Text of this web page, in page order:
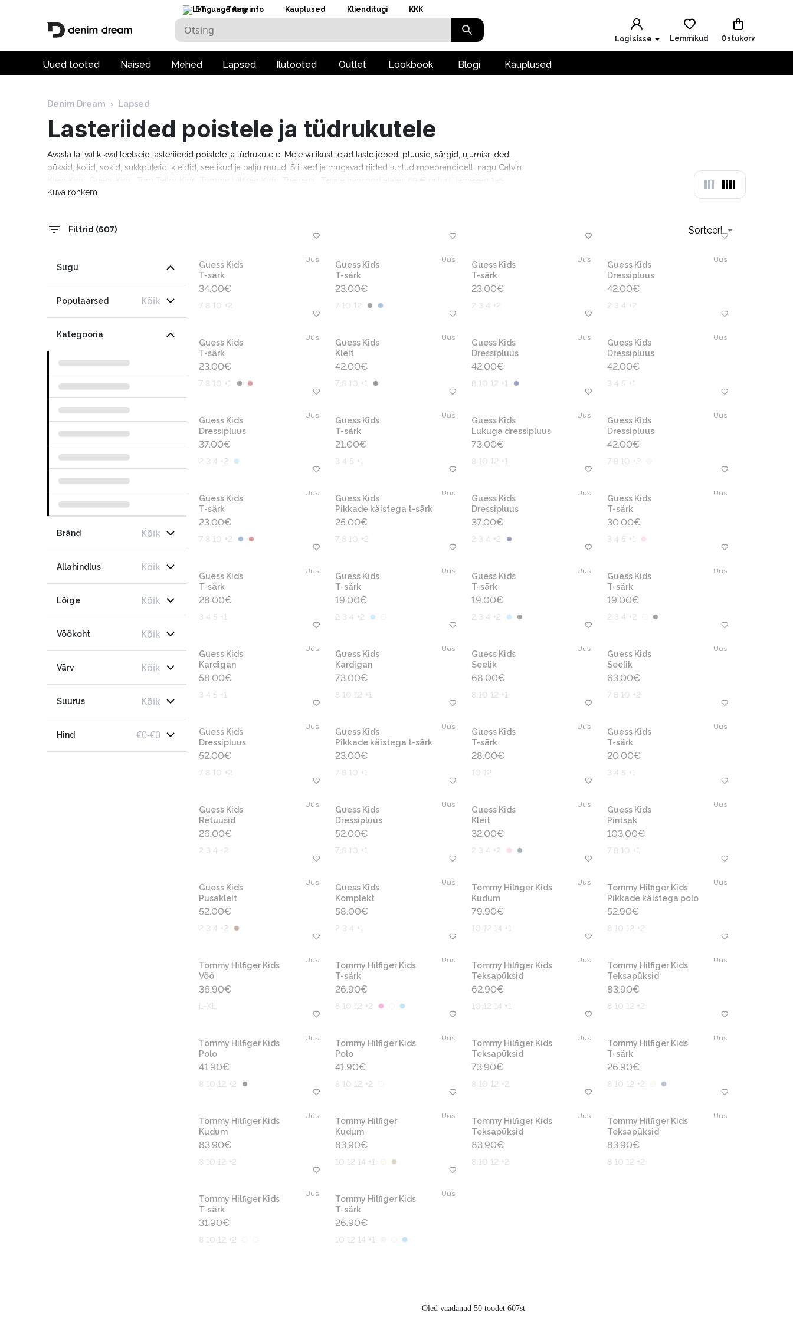
ET Tarneinfo Kauplused Klienditugi KKK
Logi sisse Lemmikud Ostukorv
Uued tooted Naised Mehed Lapsed Ilutooted Outlet Lookbook Blogi Kauplused
Denim Dream › Lapsed
Lasteriided poistele ja tüdrukutele
Avasta lai valik kvaliteetseid lasteriideid poistele ja tüdrukutele! Meie valikust leiad laste joped, pluusid, särgid, ujumisriided,
püksid, kotid, sokid, sukkpüksid, kleidid, seelikud ja palju muud. Stiilsed ja mugavad riided tuntud moebrändidelt, nagu Calvin
tööpäeva!
Kuva rohkem
Filtrid (607)
Sugu
Populaarsed Kõik
Kategooria
Bränd Kõik
Allahindlus Kõik
Lõige Kõik
Vöökoht Kõik
Värv Kõik
Suurus Kõik
Hind €0-€0
Sorteeri
Uus
Guess Kids
T-särk
34.00€
7 8 10 +2
Uus
Guess Kids
T-särk
23.00€
7 10 12
Uus
Guess Kids
T-särk
23.00€
2 3 4 +2
Uus
Guess Kids
Dressipluus
42.00€
2 3 4 +2
Uus
Guess Kids
T-särk
23.00€
7 8 10 +1
Uus
Guess Kids
Kleit
42.00€
7 8 10 +1
Uus
Guess Kids
Dressipluus
42.00€
8 10 12 +1
Uus
Guess Kids
Dressipluus
42.00€
3 4 5 +1
Uus
Guess Kids
Dressipluus
37.00€
2 3 4 +2
Uus
Guess Kids
T-särk
21.00€
3 4 5 +1
Uus
Guess Kids
Lukuga dressipluus
73.00€
8 10 12 +1
Uus
Guess Kids
Dressipluus
42.00€
7 8 10 +2
Uus
Guess Kids
T-särk
23.00€
7 8 10 +2
Uus
Guess Kids
Pikkade käistega t-särk
25.00€
7 8 10 +2
Uus
Guess Kids
Dressipluus
37.00€
2 3 4 +2
Uus
Guess Kids
T-särk
30.00€
3 4 5 +1
Uus
Guess Kids
T-särk
28.00€
3 4 5 +1
Uus
Guess Kids
T-särk
19.00€
2 3 4 +2
Uus
Guess Kids
T-särk
19.00€
2 3 4 +2
Uus
Guess Kids
T-särk
19.00€
2 3 4 +2
Uus
Guess Kids
Kardigan
58.00€
3 4 5 +1
Uus
Guess Kids
Kardigan
73.00€
8 10 12 +1
Uus
Guess Kids
Seelik
68.00€
8 10 12 +1
Uus
Guess Kids
Seelik
63.00€
7 8 10 +2
Uus
Guess Kids
Dressipluus
52.00€
7 8 10 +2
Uus
Guess Kids
Pikkade käistega t-särk
23.00€
7 8 10 +1
Uus
Guess Kids
T-särk
28.00€
10 12
Uus
Guess Kids
T-särk
20.00€
3 4 5 +1
Uus
Guess Kids
Retuusid
26.00€
2 3 4 +2
Uus
Guess Kids
Dressipluus
52.00€
7 8 10 +1
Uus
Guess Kids
Kleit
32.00€
2 3 4 +2
Uus
Guess Kids
Pintsak
103.00€
7 8 10 +1
Uus
Guess Kids
Pusakleit
52.00€
2 3 4 +2
Uus
Guess Kids
Komplekt
58.00€
2 3 4 +1
Uus
Tommy Hilfiger Kids
Kudum
79.90€
10 12 14 +1
Uus
Tommy Hilfiger Kids
Pikkade käistega polo
52.90€
8 10 12 +2
Uus
Tommy Hilfiger Kids
Vöö
36.90€
L-XL
Uus
Tommy Hilfiger Kids
T-särk
26.90€
8 10 12 +2
Uus
Tommy Hilfiger Kids
Teksapüksid
62.90€
10 12 14 +1
Uus
Tommy Hilfiger Kids
Teksapüksid
83.90€
8 10 12 +2
Uus
Tommy Hilfiger Kids
Polo
41.90€
8 10 12 +2
Uus
Tommy Hilfiger Kids
Polo
41.90€
8 10 12 +2
Uus
Tommy Hilfiger Kids
Teksapüksid
73.90€
8 10 12 +2
Uus
Tommy Hilfiger Kids
T-särk
26.90€
8 10 12 +2
Uus
Tommy Hilfiger Kids
Kudum
83.90€
8 10 12 +2
Uus
Tommy Hilfiger
Kudum
83.90€
10 12 14 +1
Uus
Tommy Hilfiger Kids
Teksapüksid
83.90€
8 10 12 +2
Uus
Tommy Hilfiger Kids
Teksapüksid
83.90€
8 10 12 +2
Uus
Tommy Hilfiger Kids
T-särk
31.90€
8 10 12 +2
Uus
Tommy Hilfiger Kids
T-särk
26.90€
10 12 14 +1
Oled vaadanud 50 toodet 607st